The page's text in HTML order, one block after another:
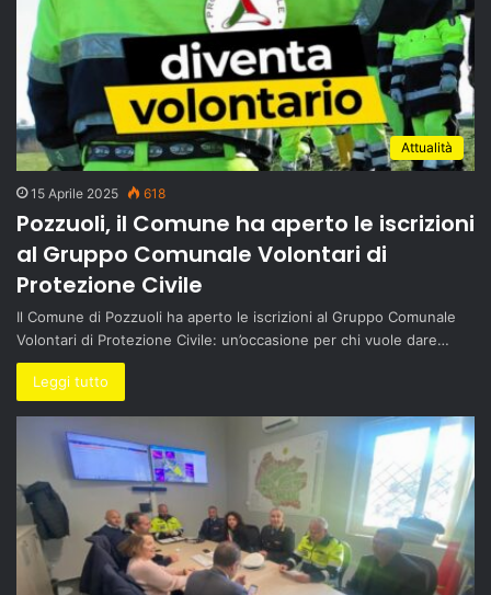
Attualità
15 Aprile 2025 618
Pozzuoli, il Comune ha aperto le iscrizioni
al Gruppo Comunale Volontari di
Protezione Civile
Il Comune di Pozzuoli ha aperto le iscrizioni al Gruppo Comunale
Volontari di Protezione Civile: un’occasione per chi vuole dare…
Leggi tutto